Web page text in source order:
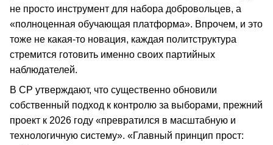
не просто инструмент для набора добровольцев, а
«полноценная обучающая платформа». Впрочем, и это
тоже не какая-то новация, каждая политструктура
стремится готовить именно своих партийных
наблюдателей.
В СР утверждают, что существенно обновили
собственный подход к контролю за выборами, прежний
проект к 2026 году «превратился в масштабную и
технологичную систему». «Главный принцип прост: